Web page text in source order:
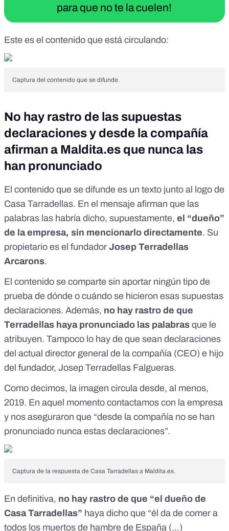
para que no te la cuelen!
Este es el contenido que está circulando:
Captura del contenido que se difunde.
No hay rastro de las supuestas
declaraciones y desde la compañía
afirman a Maldita.es que nunca las
han pronunciado
El contenido que se difunde es un texto junto al logo de
Casa Tarradellas. En el mensaje afirman que las
palabras las habría dicho, supuestamente, el “dueño”
de la empresa, sin mencionarlo directamente. Su
propietario es el fundador Josep Terradellas
Arcarons.
El contenido se comparte sin aportar ningún tipo de
prueba de dónde o cuándo se hicieron esas supuestas
declaraciones. Además, no hay rastro de que
Terradellas haya pronunciado las palabras que le
atribuyen. Tampoco lo hay de que sean declaraciones
del actual director general de la compañía (CEO) e hijo
del fundador, Josep Terradellas Falgueras.
Como decimos, la imagen circula desde, al menos,
2019. En aquel momento contactamos con la empresa
y nos aseguraron que “desde la compañía no se han
pronunciado nunca estas declaraciones”.
Captura de la respuesta de Casa Tarradellas a Maldita.es.
En definitiva, no hay rastro de que “el dueño de
Casa Tarradellas” haya dicho que “él da de comer a
todos los muertos de hambre de España (...)